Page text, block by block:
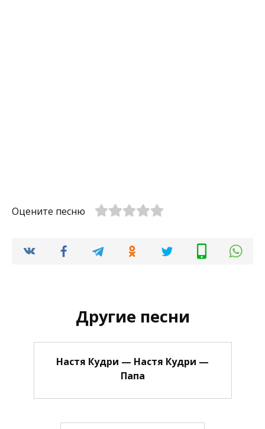
Оцените песню
Другие песни
Настя Кудри — Настя Кудри —
Папа